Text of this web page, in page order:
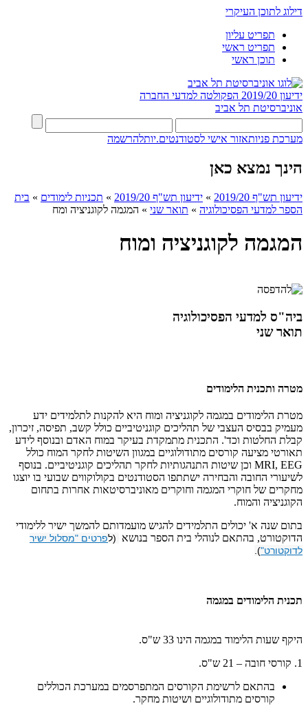
דילוג לתוכן העיקרי
תפריט עליון
תפריט ראשי
תוכן ראשי
ידיעון 2019/20
הפקולטה למדעי החברה
אוניברסיטת תל אביב
מערכת פניותאזור אישי לסטודנטים.יותלהרשמה
הינך נמצא כאן
ידיעון תש"ף 2019/20 » ידיעון תש"ף 2019/20 » תכניות לימודים » בית
הספר למדעי הפסיכולוגיה » תואר שני » המגמה לקוגניציה ומח
המגמה לקוגניציה ומוח
ביה"ס למדעי הפסיכולוגיה
תואר שני
מטרה ותכנית הלימודים
מטרת הלימודים במגמה לקוגניציה ומוח היא להקנות לתלמידים ידע
מעמיק בבסיס העצבי של תהליכים קוגניטיביים כולל קשב, תפיסה, זיכרון,
קבלת החלטות וכד'. התכנית מתמקדת בעיקר במוח האדם ובנוסף לידע
תאורטי מציעה קורסים מתודולוגיים במגוון השיטות לחקר המוח כולל
MRI, EEG וכן שיטות התנהגותיות לחקר תהליכים קוגניטיביים. בנוסף
לשיעורי החובה והבחירה ישתתפו הסטודנטים בקולוקווים שבועי בו יוצגו
מחקרים של חוקרי המגמה וחוקרים מאוניברסיטאות אחרות בתחום
הקוגניציה והמוח.
בתום שנה א' יכולים התלמידים להגיש מועמדותם להמשך ישיר ללימודי
הדוקטורט, בהתאם לנוהלי בית הספר בנושא
(לפרטים "מסלול ישיר
לדוקטורט").
תכנית הלימודים במגמה
היקף שעות הלימוד במגמה הינו 33 ש"ס.
1. קורסי חובה – 21 ש"ס.
בהתאם לרשימת הקורסים המתפרסמים במערכת הכוללים
קורסים מתודולוגיים ושיטות מחקר.